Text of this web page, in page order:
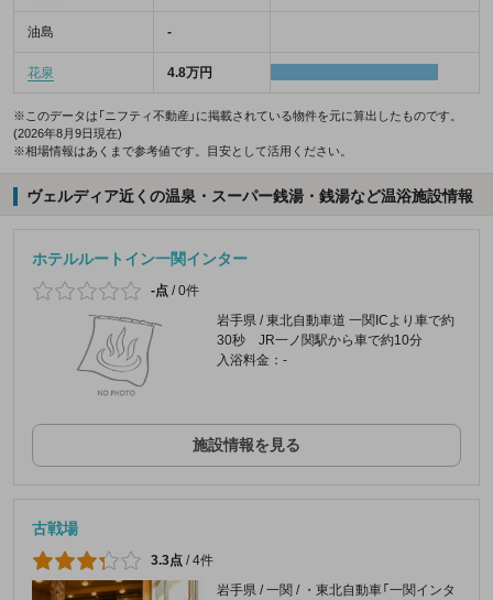
油島 -
花泉 4.8万円
※このデータは「ニフティ不動産」に掲載されている物件を元に算出したものです。
(2026年8月9日現在)
※相場情報はあくまで参考値です。目安として活用ください。
ヴェルディア近くの温泉・スーパー銭湯・銭湯など温浴施設情報
ホテルルートイン一関インター
-点 /0件
岩手県 / 東北自動車道 一関ICより車で約
30秒 JR一ノ関駅から車で約10分
入浴料金：-
施設情報を見る
古戦場
3.3点 /4件
岩手県 / 一関 / ・東北自動車「一関インタ